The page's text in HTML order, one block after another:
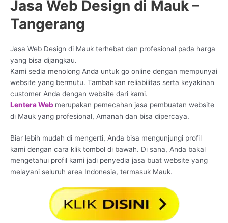
Jasa Web Design di Mauk –
Tangerang
Jasa Web Design di Mauk terhebat dan profesional pada harga
yang bisa dijangkau.
Kami sedia menolong Anda untuk go online dengan mempunyai
website yang bermutu. Tambahkan reliabilitas serta keyakinan
customer Anda dengan website dari kami.
Lentera Web merupakan pemecahan jasa pembuatan website
di Mauk yang profesional, Amanah dan bisa dipercaya.
Biar lebih mudah di mengerti, Anda bisa mengunjungi profil
kami dengan cara klik tombol di bawah. Di sana, Anda bakal
mengetahui profil kami jadi penyedia jasa buat website yang
melayani seluruh area Indonesia, termasuk Mauk.